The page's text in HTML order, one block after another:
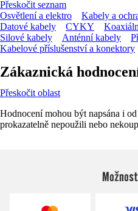
Přeskočit seznam
Osvětlení a elektro
Kabely a
Datové kabely
CYKY
Silové kabely
Anténní kabely
Kabelové příslušenství a konektory
Zákaznická
Přeskočit oblast
Hodnocení mohou být napsána i
prokazatelně nepoužili nebo